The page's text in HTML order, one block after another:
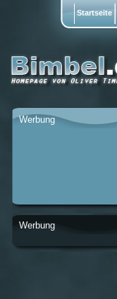
Werbung
Werbung
Startseite